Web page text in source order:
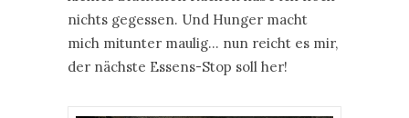
nichts gegessen. Und Hunger macht
mich mitunter maulig… nun reicht es mir,
der nächste Essens-Stop soll her!